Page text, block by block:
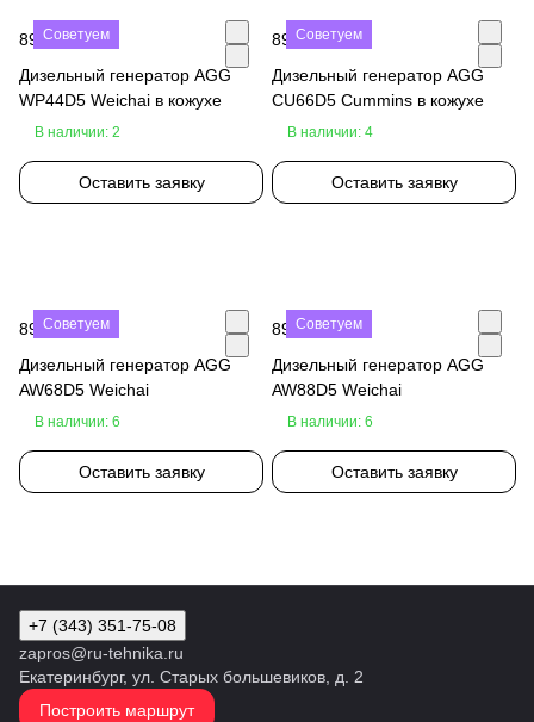
Советуем
890 000 ₽
Дизельный генератор AGG
WP44D5 Weichai в кожухе
В наличии: 2
Оставить заявку
Советуем
890 000 ₽
Дизельный генератор AGG
CU66D5 Cummins в кожухе
В наличии: 4
Оставить заявку
Советуем
890 000 ₽
Дизельный генератор AGG
AW68D5 Weichai
В наличии: 6
Оставить заявку
Советуем
890 000 ₽
Дизельный генератор AGG
AW88D5 Weichai
В наличии: 6
Оставить заявку
+7 (343) 351-75-08
zapros@ru-tehnika.ru
Екатеринбург, ул. Старых большевиков, д. 2
Построить маршрут